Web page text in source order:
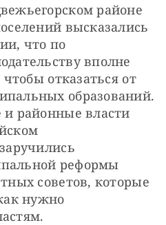
районе
высказались
что по
вполне
чтобы отказаться от
образований.
и районные власти
реформы
советов, которые
нужно